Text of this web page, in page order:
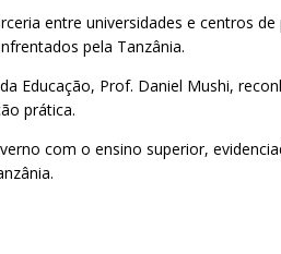
entre universidades e centros
pela Tanzânia.
Educação, Prof. Daniel Mushi,
prática.
com o ensino superior,